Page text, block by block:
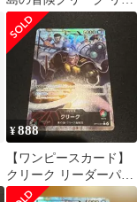
ダーパラレル
¥888
【ワンピースカード】
クリーク リーダーパラ
レル